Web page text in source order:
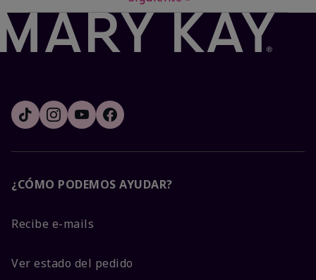
¿CÓMO PODEMOS AYUDAR?
Recibe e-mails
Ver estado del pedido